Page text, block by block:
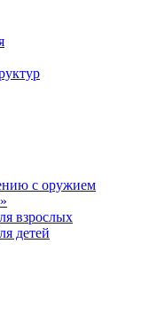
с оружием
взрослых
детей